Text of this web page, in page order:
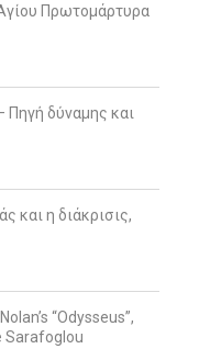
Πρωτομάρτυρα
Πηγή δύναμης και
και η διάκρισις,
“Odysseus”,
Sarafoglou